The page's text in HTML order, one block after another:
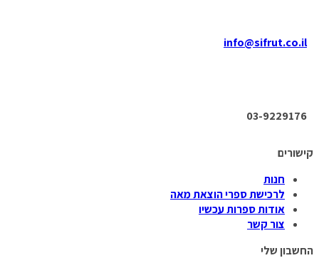
info@sifrut.co.il
קישורים
חנות
לרכישת ספרי הוצאת מאה
אודות ספרות עכשיו
צור קשר
החשבון שלי